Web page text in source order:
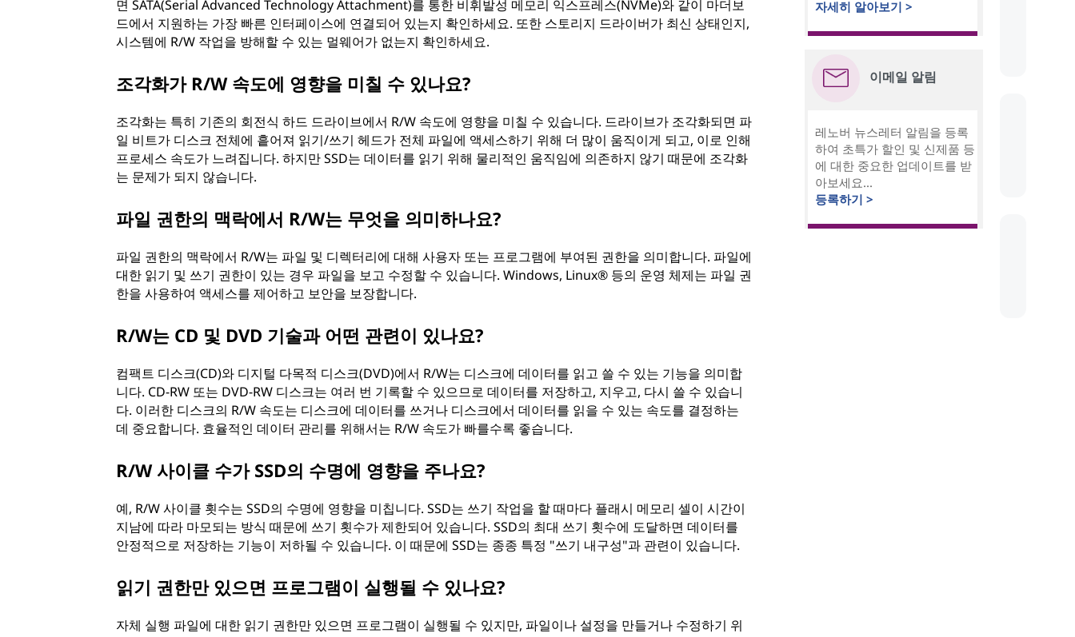
면 SATA(Serial Advanced Technology Attachment)를 통한 비휘발성 메모리 익스프레스(NVMe)와 같이 마더보
드에서 지원하는 가장 빠른 인터페이스에 연결되어 있는지 확인하세요. 또한 스토리지 드라이버가 최신 상태인지,
시스템에 R/W 작업을 방해할 수 있는 멀웨어가 없는지 확인하세요.
조각화가 R/W 속도에 영향을 미칠 수 있나요?
조각화는 특히 기존의 회전식 하드 드라이브에서 R/W 속도에 영향을 미칠 수 있습니다. 드라이브가 조각화되면 파
일 비트가 디스크 전체에 흩어져 읽기/쓰기 헤드가 전체 파일에 액세스하기 위해 더 많이 움직이게 되고, 이로 인해
프로세스 속도가 느려집니다. 하지만 SSD는 데이터를 읽기 위해 물리적인 움직임에 의존하지 않기 때문에 조각화
는 문제가 되지 않습니다.
파일 권한의 맥락에서 R/W는 무엇을 의미하나요?
파일 권한의 맥락에서 R/W는 파일 및 디렉터리에 대해 사용자 또는 프로그램에 부여된 권한을 의미합니다. 파일에
대한 읽기 및 쓰기 권한이 있는 경우 파일을 보고 수정할 수 있습니다. Windows, Linux® 등의 운영 체제는 파일 권
한을 사용하여 액세스를 제어하고 보안을 보장합니다.
R/W는 CD 및 DVD 기술과 어떤 관련이 있나요?
컴팩트 디스크(CD)와 디지털 다목적 디스크(DVD)에서 R/W는 디스크에 데이터를 읽고 쓸 수 있는 기능을 의미합
니다. CD-RW 또는 DVD-RW 디스크는 여러 번 기록할 수 있으므로 데이터를 저장하고, 지우고, 다시 쓸 수 있습니
다. 이러한 디스크의 R/W 속도는 디스크에 데이터를 쓰거나 디스크에서 데이터를 읽을 수 있는 속도를 결정하는
데 중요합니다. 효율적인 데이터 관리를 위해서는 R/W 속도가 빠를수록 좋습니다.
R/W 사이클 수가 SSD의 수명에 영향을 주나요?
예, R/W 사이클 횟수는 SSD의 수명에 영향을 미칩니다. SSD는 쓰기 작업을 할 때마다 플래시 메모리 셀이 시간이
지남에 따라 마모되는 방식 때문에 쓰기 횟수가 제한되어 있습니다. SSD의 최대 쓰기 횟수에 도달하면 데이터를
안정적으로 저장하는 기능이 저하될 수 있습니다. 이 때문에 SSD는 종종 특정 "쓰기 내구성"과 관련이 있습니다.
읽기 권한만 있으면 프로그램이 실행될 수 있나요?
자체 실행 파일에 대한 읽기 권한만 있으면 프로그램이 실행될 수 있지만, 파일이나 설정을 만들거나 수정하기 위
자세히 알아보기 >
이메일 알림
레노버 뉴스레터 알림을 등록
하여 초특가 할인 및 신제품 등
에 대한 중요한 업데이트를 받
아보세요...
등록하기 >